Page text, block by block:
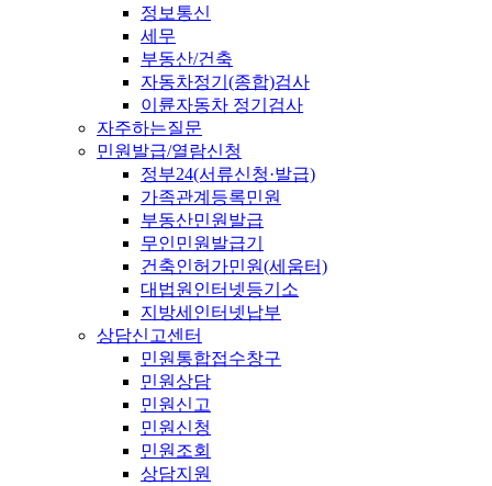
정보통신
세무
부동산/건축
자동차정기(종합)검사
이륜자동차 정기검사
자주하는질문
민원발급/열람신청
정부24(서류신청·발급)
가족관계등록민원
부동산민원발급
무인민원발급기
건축인허가민원(세움터)
대법원인터넷등기소
지방세인터넷납부
상담신고센터
민원통합접수창구
민원상담
민원신고
민원신청
민원조회
상담지원